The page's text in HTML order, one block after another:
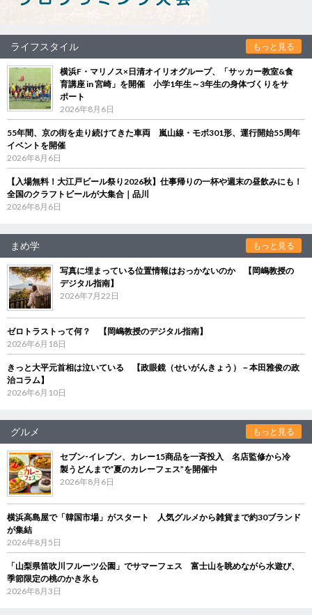
ライフスタイル もっと見る
横浜F・マリノス×日清オイリオグループ、「サッカー教室&食
育講座 in 宮崎」を開催 小学1年生～3年生の身体づくりをサ
ポート
2026年8月6日
55年間、京の街を走り続けてきた車両 嵐山線・モボ301形、運行開始55周年
イベントを開催
2026年8月6日
【入場無料！大江戸ビール祭り2026秋】仕事帰りの一杯や週末の昼飲みにも！
全国のクラフトビールが大集合｜品川
2026年8月6日
まめ学 もっと見る
写真に埋まっている位置情報はおっかないのか 【岡嶋教授の
デジタル指南】
2026年7月22日
ゼロトラストって何？ 【岡嶋教授のデジタル指南】
2026年6月18日
きっと大平元首相は泣いている 【政眼鏡（せいがんきょう）－本田雅俊の政
治コラム】
2026年6月10日
グルメ もっと見る
セブン‐イレブン、カレー15商品を一斉投入 名店監修から冷
製うどんまで“夏のカレーフェス”を開催中
2026年8月6日
横浜高島屋で「韓国市場」がスタート 人気グルメから雑貨まで約30ブランド
が集結
2026年8月5日
「山梨県笛吹川フルーツ公園」でサマーフェス 富士山を眺めながら水遊び、
季節限定の桃のかき氷も
2026年8月3日